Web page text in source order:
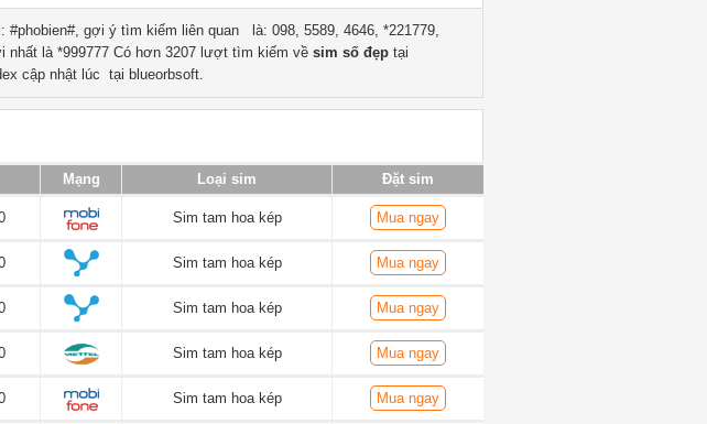
#phobien#, gợi ý tìm kiếm liên quan là: 098, 5589, 4646, *221779,
nhất là*999777 Có hơn 3207 lượt tìm kiếm về sim số đẹp tại
cập nhật lúc tại blueorbsoft.
Mạng Loại sim Đặt sim
Sim tam hoa kép Mua ngay
Sim tam hoa kép Mua ngay
Sim tam hoa kép Mua ngay
Sim tam hoa kép Mua ngay
Sim tam hoa kép Mua ngay